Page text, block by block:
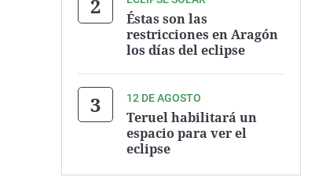
Éstas son las
restricciones en Aragón
los días del eclipse
12 DE AGOSTO
Teruel habilitará un
espacio para ver el
eclipse